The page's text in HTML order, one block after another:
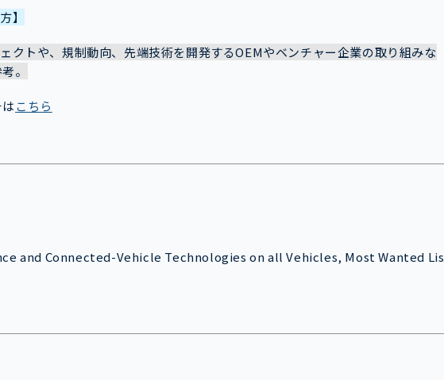
】
クトや、規制動向、先端技術を開発するOEMやベンチャー企業の取り組みな
。
こちら
and Connected-Vehicle Technologies on all Vehicles, Most Wanted Lis